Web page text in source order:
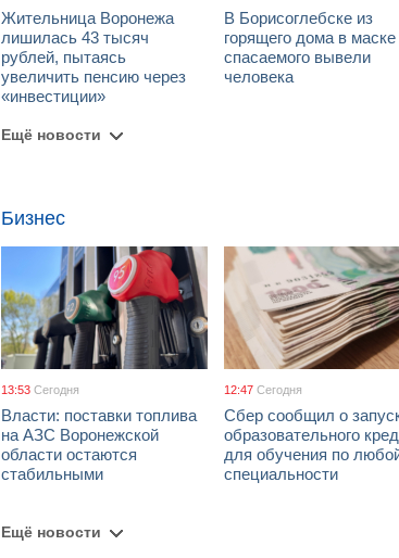
Жительница Воронежа
лишилась 43 тысяч
рублей, пытаясь
увеличить пенсию через
«инвестиции»
В Борисоглебске из
горящего дома в маске
спасаемого вывели
человека
Ещё новости
Бизнес
13:53 Сегодня
Власти: поставки топлива
на АЗС Воронежской
области остаются
стабильными
12:47 Сегодня
Сбер сообщил о
образовательного
для обучения по
специальности
Ещё новости